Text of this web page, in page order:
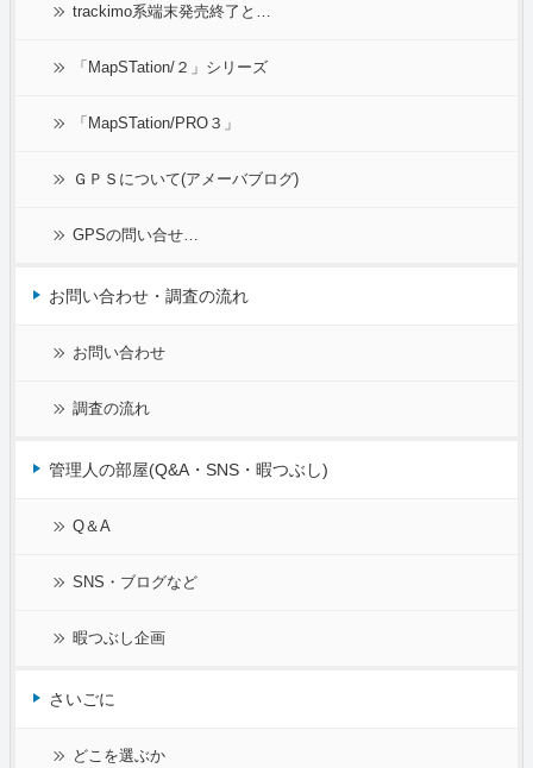
trackimo系端末発売終了と…
「MapSTation/２」シリーズ
「MapSTation/PRO３」
ＧＰＳについて(アメーバブログ)
GPSの問い合せ…
お問い合わせ・調査の流れ
お問い合わせ
調査の流れ
管理人の部屋(Q&A・SNS・暇つぶし)
Q＆A
SNS・ブログなど
暇つぶし企画
さいごに
どこを選ぶか